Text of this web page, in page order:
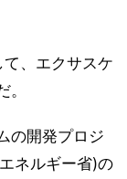
、エクサスケ
の開発プロジ
ネルギー省)の